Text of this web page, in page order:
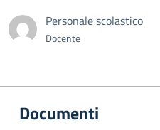
Personale scolastico
Docente
Documenti